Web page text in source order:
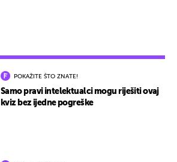
POKAŽITE ŠTO ZNATE!
Samo pravi intelektualci mogu riješiti ovaj
kviz bez ijedne pogreške